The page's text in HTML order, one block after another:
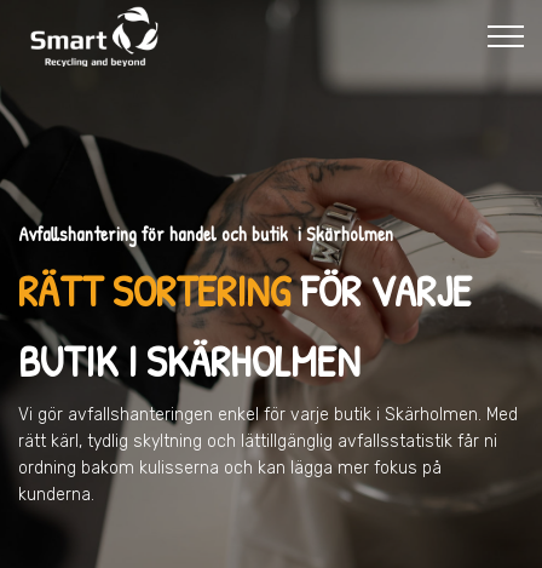
Avfallshantering för handel och butik i Skärholmen
RÄTT SORTERINGFÖR VARJE
BUTIK I SKÄRHOLMEN
Vi gör avfallshanteringen enkel för varje butik i Skärholmen. Med
rätt kärl, tydlig skyltning och lättillgänglig avfallsstatistik får ni
ordning bakom kulisserna och kan lägga mer fokus på
kunderna.